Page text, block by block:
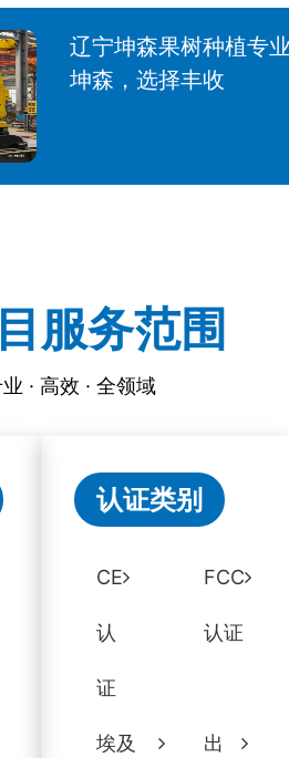
辽宁坤森果树种植专
坤森，选择丰收
服务范围
· 高效 · 全领域
认证类别
CE
认
证
FCC
认证
埃及 出